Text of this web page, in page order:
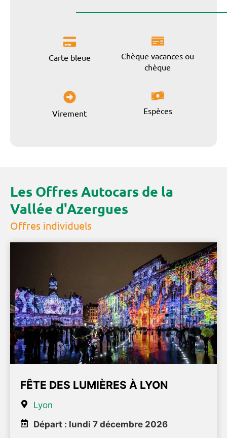
Carte bleue
Chèque vacances ou
chèque
Virement Espèces
Les Offres Autocars de la
Vallée d'Azergues
Offres individuels
FÊTE DES LUMIÈRES À LYON
Lyon
Départ : lundi 7 décembre 2026